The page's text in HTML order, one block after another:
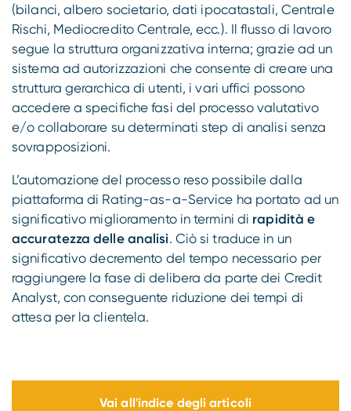
(bilanci, albero societario, dati ipocatastali, Centrale
Rischi, Mediocredito Centrale, ecc.). Il flusso di lavoro
segue la struttura organizzativa interna; grazie ad un
sistema ad autorizzazioni che consente di creare una
struttura gerarchica di utenti, i vari uffici possono
accedere a specifiche fasi del processo valutativo
e/o collaborare su determinati step di analisi senza
sovrapposizioni.
L’automazione del processo reso possibile dalla
piattaforma di Rating-as-a-Service ha portato ad un
significativo miglioramento in termini di rapidità e
accuratezza delle analisi. Ciò si traduce in un
significativo decremento del tempo necessario per
raggiungere la fase di delibera da parte dei Credit
Analyst, con conseguente riduzione dei tempi di
attesa per la clientela.
Vai all'indice degli articoli